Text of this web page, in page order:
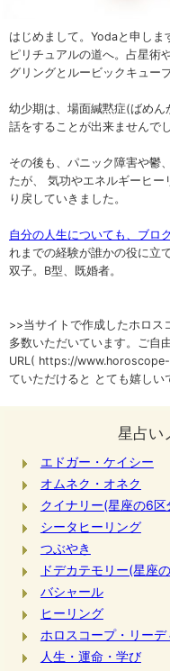
はじめまして。Yodaと申し
ピリチュアルの道へ。占星術
グリングとルービックキューブ
幼少期は、場面緘黙症(ばめん
話をすることが出来ませんでし
その後も、パニック障害や鬱
たが、 気功やエネルギーヒー
り戻していきました。
自分の人生についても、ブロ
れまでの経験が誰かの役に立
双子。B型、既婚者。
>>当サイトで作成したホロス
多数いただいています。ご自
URL( https://
ていただけると とても嬉しい
星占い
エドガー・ケイシー
オムネク・オネク
クイナリー(星座の6区
シータヒーリング
つぶやき
ドデカテモリー(星座
バシャール
ヒーリング
ホロスコープ・リーデ
人生・運命・学び